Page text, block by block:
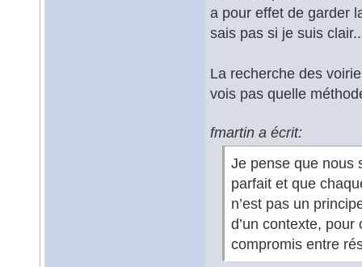
a pour effet de garder
sais pas si je suis
La recherche des
vois pas quelle
fmartin a écrit:
Je pense que nous
parfait et que
n’est pas un
d’un contexte,
compromis entre